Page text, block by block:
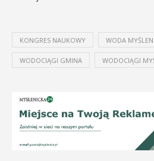
KONGRES NAUKOWY WODA
WODOCIĄGI GMINA WODOCIĄGI